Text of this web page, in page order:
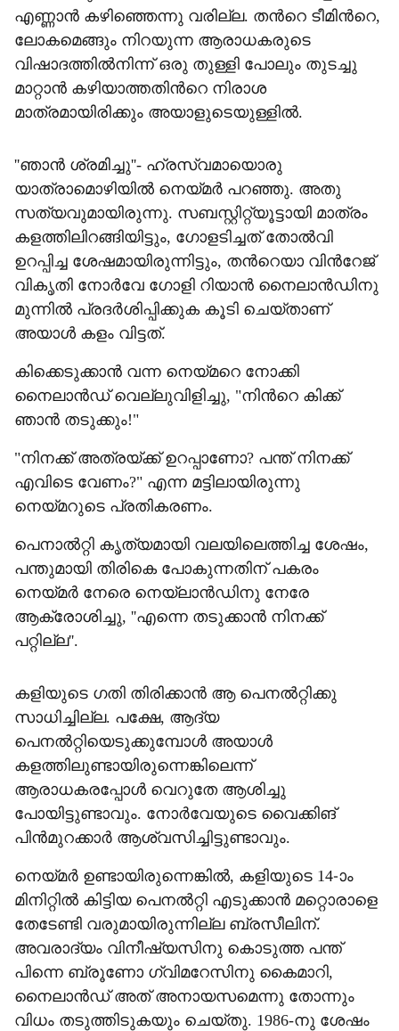
എണ്ണാൻ കഴിഞ്ഞെന്നു വരില്ല. തന്‍റെ ടീമിന്‍റെ,
ലോകമെങ്ങും നിറയുന്ന ആരാധകരുടെ
വിഷാദത്തിൽനിന്ന് ഒരു തുള്ളി പോലും തുടച്ചു
മാറ്റാൻ കഴിയാത്തതിന്‍റെ നിരാശ
മാത്രമായിരിക്കും അയാളുടെയുള്ളിൽ.
''ഞാൻ ശ്രമിച്ചു''- ഹ്രസ്വമായൊരു
യാത്രാമൊഴിയിൽ നെയ്മർ പറഞ്ഞു. അതു
സത്യവുമായിരുന്നു. സബസ്റ്റിറ്റ്യൂട്ടായി മാത്രം
കളത്തിലിറങ്ങിയിട്ടും, ഗോളടിച്ചത് തോൽവി
ഉറപ്പിച്ച ശേഷമായിരുന്നിട്ടും, തന്‍റെയാ വിന്‍റേജ്
വികൃതി നോർവേ ഗോളി റിയാൻ നൈലാൻഡിനു
മുന്നിൽ പ്രദർശിപ്പിക്കുക കൂടി ചെയ്താണ്
അയാൾ കളം വിട്ടത്.
കിക്കെടുക്കാൻ വന്ന നെയ്മറെ നോക്കി
നൈലാൻഡ് വെല്ലുവിളിച്ചു, "നിന്‍റെ കിക്ക്
ഞാൻ തടുക്കും!"
"നിനക്ക് അത്രയ്ക്ക് ഉറപ്പാണോ? പന്ത് നിനക്ക്
എവിടെ വേണം?" എന്ന മട്ടിലായിരുന്നു
നെയ്മറുടെ പ്രതികരണം.
പെനാൽറ്റി കൃത്യമായി വലയിലെത്തിച്ച ശേഷം,
പന്തുമായി തിരികെ പോകുന്നതിന് പകരം
നെയ്മർ നേരെ നെയ്‌ലാൻഡിനു നേരേ
ആക്രോശിച്ചു, ''എന്നെ തടുക്കാൻ നിനക്ക്
പറ്റില്ല''.
കളിയുടെ ഗതി തിരിക്കാൻ ആ പെനൽറ്റിക്കു
സാധിച്ചില്ല. പക്ഷേ, ആദ്യ
പെനൽറ്റിയെ‌ടുക്കുമ്പോൾ അയാൾ
കളത്തിലുണ്ടായിരുന്നെങ്കിലെന്ന്
ആരാധകരപ്പോൾ വെറുതേ ആശിച്ചു
പോയിട്ടുണ്ടാവും. നോർവേയുടെ വൈക്കിങ്
പിൻമുറക്കാർ ആശ്വസിച്ചിട്ടുണ്ടാവും.
നെയ്മർ ഉണ്ടായിരുന്നെങ്കിൽ, കളിയുടെ 14-ാം
മിനിറ്റിൽ കിട്ടിയ പെനൽറ്റി എടുക്കാൻ മറ്റൊരാളെ
തേടേണ്ടി വരുമായിരുന്നില്ല ബ്രസീലിന്.
അവരാദ്യം വിനീഷ്യസിനു കൊടുത്ത പന്ത്
പിന്നെ ബ്രൂണോ ഗ്വിമറേസിനു കൈമാറി,
നൈലാൻഡ് അത് അനായസമെന്നു തോന്നും
വിധം തടുത്തിടുകയും ചെയ്തു. 1986-നു ശേഷം